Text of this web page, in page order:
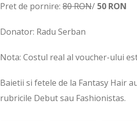
Pret de pornire: 80 RON/ 50 RON
Donator: Radu Serban
Nota: Costul real al voucher-ului
Baietii si fetele de la Fantasy Hair
rubricile Debut sau Fashionistas.